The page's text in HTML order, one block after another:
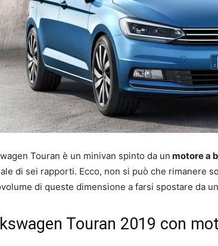
Touran è un minivan spinto da un motore a
di sei rapporti. Ecco, non si può che rimanere
di queste dimensione a farsi spostare da
Touran 2019 con